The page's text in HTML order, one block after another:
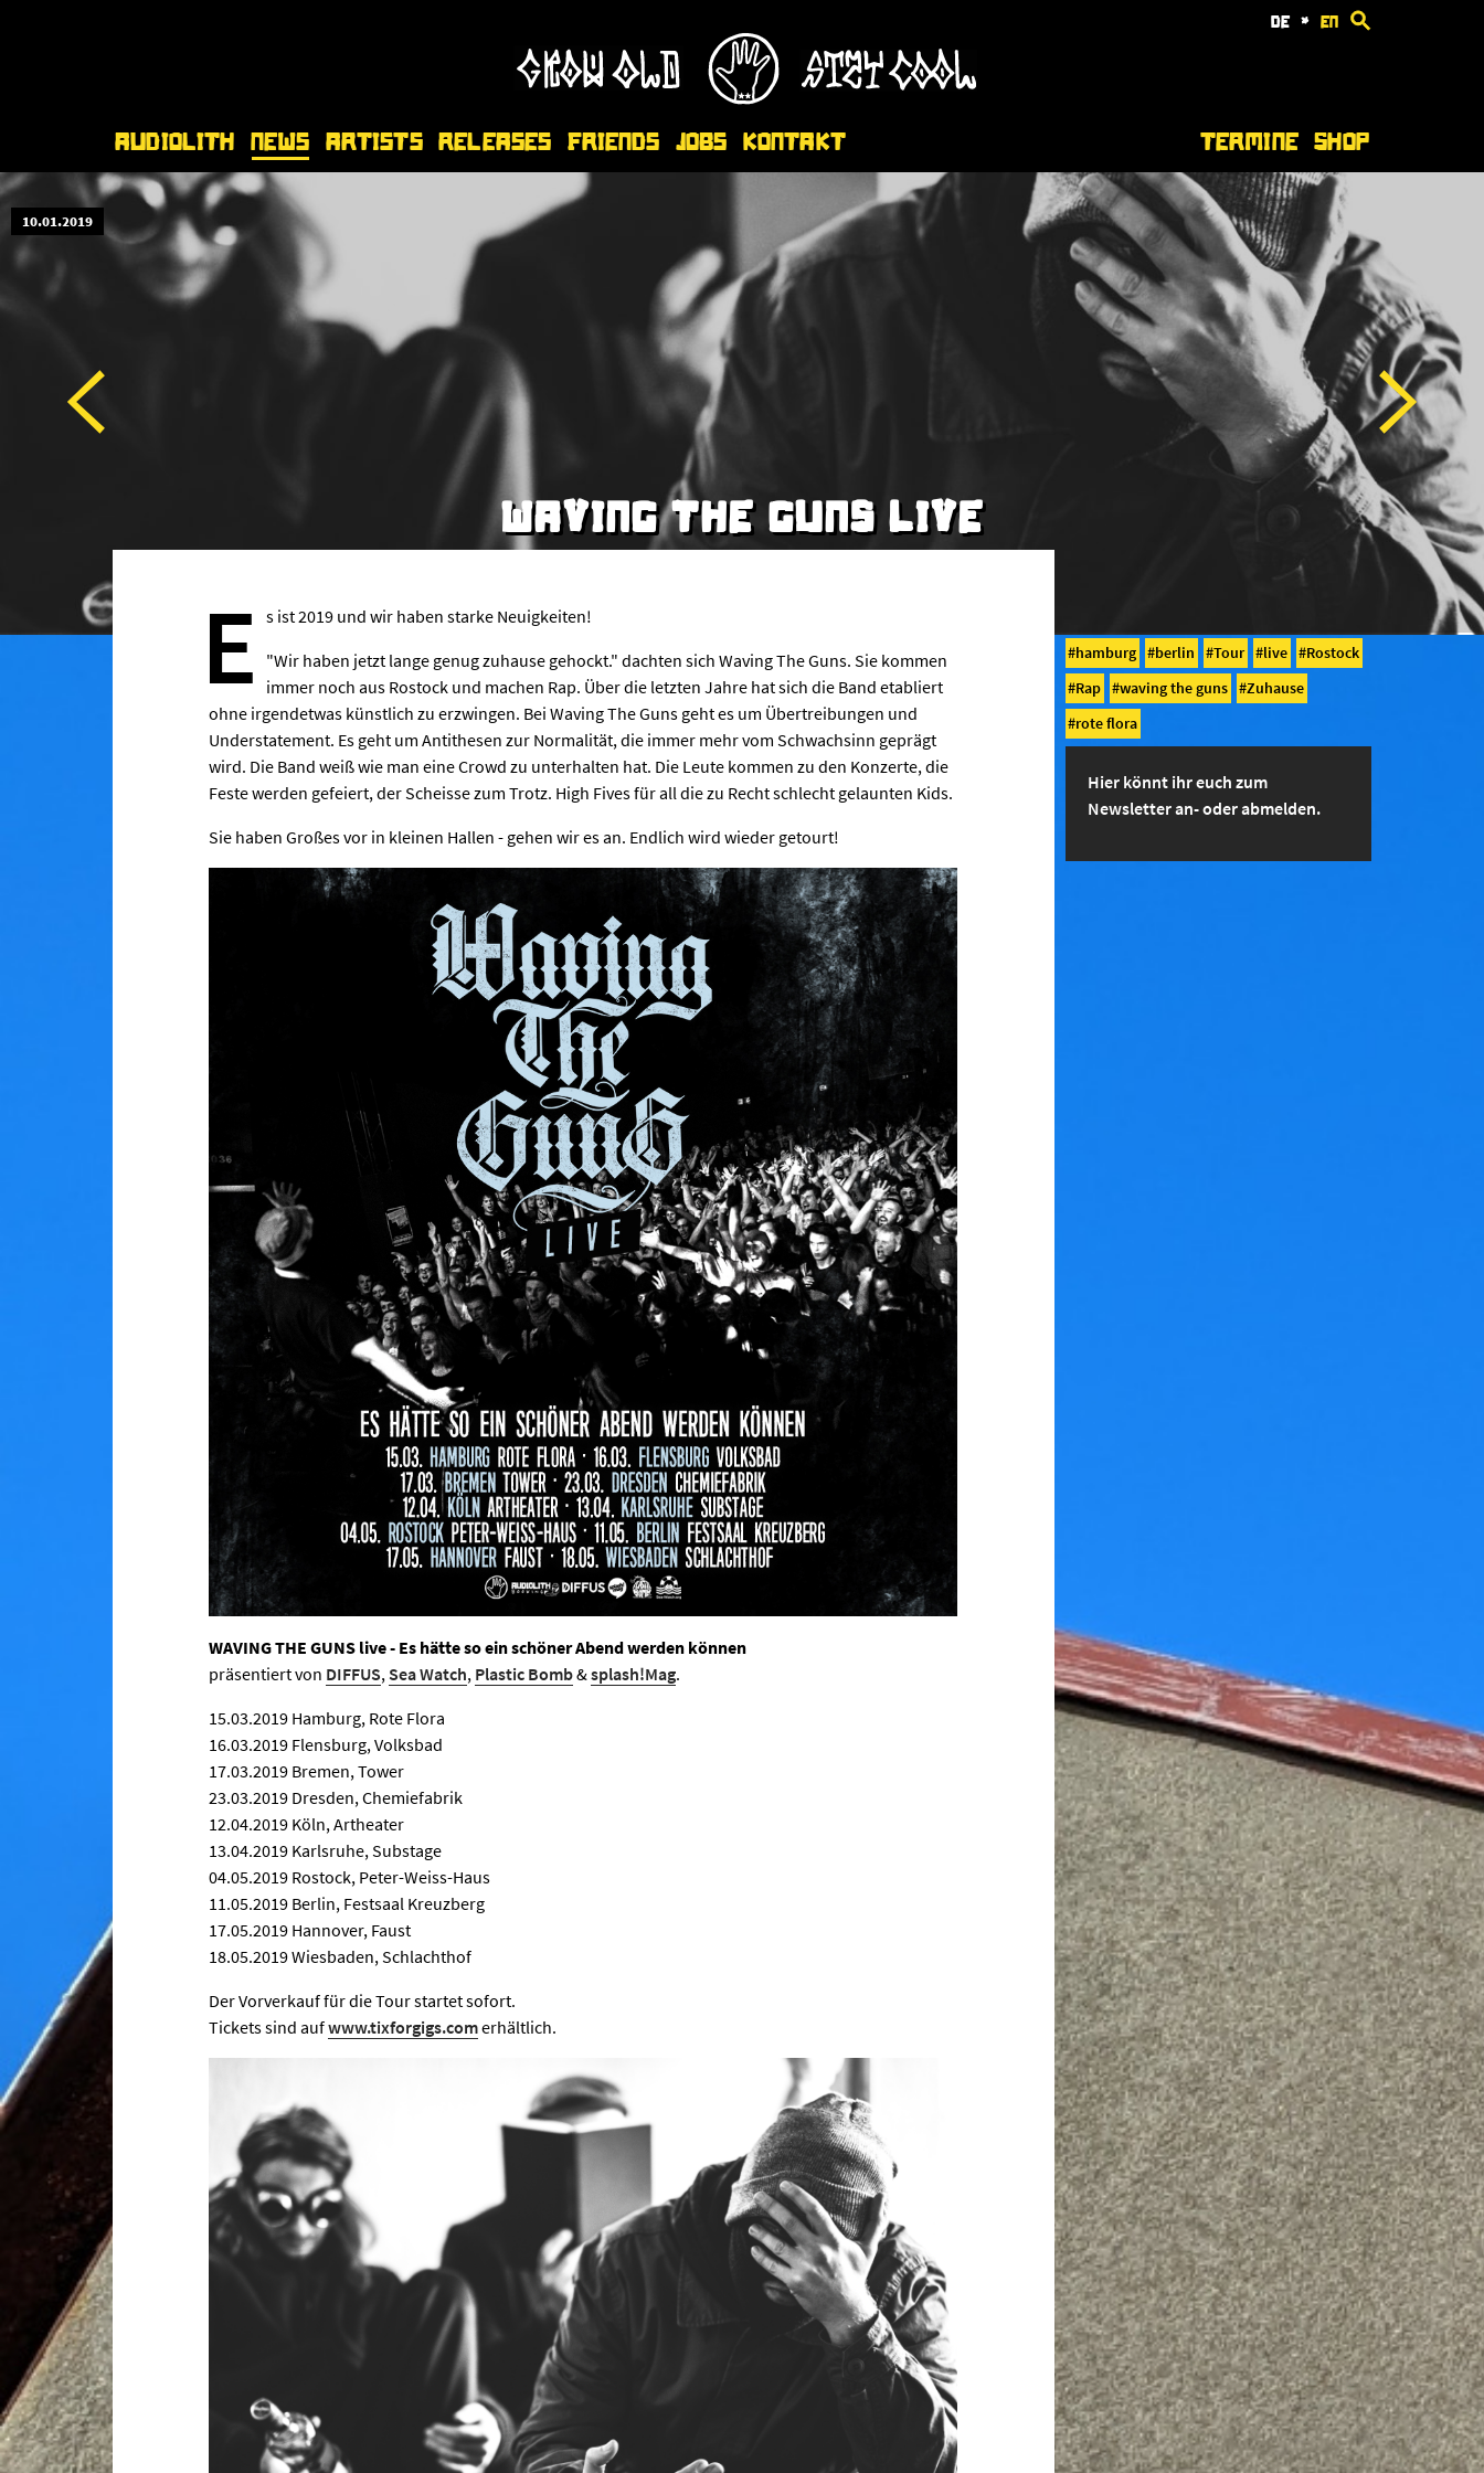
de * en
Audiolith News Artists Releases Friends Jobs Kontakt Termine Shop
10.01.2019
WAVING THE GUNS LIVE
E
s ist 2019 und wir haben starke Neuigkeiten!
"Wir haben jetzt lange genug zuhause gehockt." dachten sich Waving The Guns. Sie kommen
immer noch aus Rostock und machen Rap. Über die letzten Jahre hat sich die Band etabliert
ohne irgendetwas künstlich zu erzwingen. Bei Waving The Guns geht es um Übertreibungen und
Understatement. Es geht um Antithesen zur Normalität, die immer mehr vom Schwachsinn geprägt
wird. Die Band weiß wie man eine Crowd zu unterhalten hat. Die Leute kommen zu den Konzerte, die
Feste werden gefeiert, der Scheisse zum Trotz. High Fives für all die zu Recht schlecht gelaunten Kids.
Sie haben Großes vor in kleinen Hallen - gehen wir es an. Endlich wird wieder getourt!
WAVING THE GUNS live - Es hätte so ein schöner Abend werden können
präsentiert von DIFFUS,Sea Watch, Plastic Bomb&splash!Mag.
15.03.2019 Hamburg, Rote Flora
16.03.2019 Flensburg, Volksbad
17.03.2019 Bremen, Tower
23.03.2019 Dresden, Chemiefabrik
12.04.2019 Köln, Artheater
13.04.2019 Karlsruhe, Substage
04.05.2019 Rostock, Peter-Weiss-Haus
11.05.2019 Berlin, Festsaal Kreuzberg
17.05.2019 Hannover, Faust
18.05.2019 Wiesbaden, Schlachthof
Der Vorverkauf für die Tour startet sofort.
Tickets sind aufwww.tixforgigs.comerhältlich.
hamburg berlin Tour live
Rostock
Rap
waving the guns
Zuhause
rote flora
Hier könnt ihr euch zum
Newsletter an- oder abmelden.